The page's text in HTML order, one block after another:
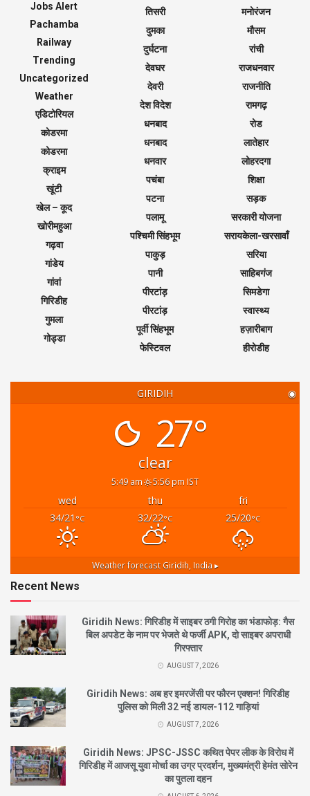
Jobs Alert
Pachamba
Railway
Trending
Uncategorized
Weather
एडिटोरियल
कोडरमा
कोडरमा
क्राइम
खूंटी
खेल – कूद
खोरीमहुआ
गढ़वा
गांडेय
गांवां
गिरिडीह
गुमला
गोड्डा
तिसरी
दुमका
दुर्घटना
देवघर
देवरी
देश विदेश
धनबाद
धनबाद
धनवार
पचंबा
पटना
पलामू
पश्चिमी सिंहभूम
पाकुड़
पानी
पीरटांड़
पीरटांड़
पूर्वी सिंहभूम
फेस्टिवल
मनोरंजन
मौसम
रांची
राजधनवार
राजनीति
रामगढ़
रोड
लातेहार
लोहरदगा
शिक्षा
सड़क
सरकारी योजना
सरायकेला-खरसावाँ
सरिया
साहिबगंज
सिमडेगा
स्वास्थ्य
हज़ारीबाग
हीरोडीह
GIRIDIH ◉
27°
clear
5:49 am 5:56 pm IST
wed thu
fri
34/21 °C 32/22°C 25/20°C
Weather forecast Giridih, India ▸
Recent News
Giridih News: गिरिडीह में साइबर ठगी गिरोह का भंडाफोड़: गैस
बिल अपडेट के नाम पर भेजते थे फर्जी APK, दो साइबर अपराधी
गिरफ्तार
AUGUST 7, 2026
Giridih News: अब हर इमरजेंसी पर फौरन एक्शन! गिरिडीह
पुलिस को मिली 32 नई डायल-112 गाड़ियां
AUGUST 7, 2026
Giridih News: JPSC-JSSC कथित पेपर लीक के विरोध में
गिरिडीह में आजसू युवा मोर्चा का उग्र प्रदर्शन, मुख्यमंत्री हेमंत सोरेन
का पुतला दहन